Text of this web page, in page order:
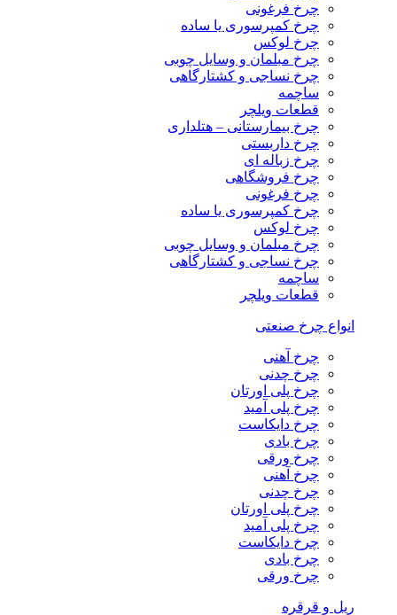
چرخ فرغونی
چرخ کمپرسوری یا ساده
چرخ لوکس
چرخ مبلمان و وسایل چوبی
چرخ نساجی و کشتارگاهی
ساچمه
قطعات ویلچر
چرخ بیمارستانی – هتلداری
چرخ داربستی
چرخ زباله ای
چرخ فروشگاهی
چرخ فرغونی
چرخ کمپرسوری یا ساده
چرخ لوکس
چرخ مبلمان و وسایل چوبی
چرخ نساجی و کشتارگاهی
ساچمه
قطعات ویلچر
انواع چرخ صنعتی
چرخ آهنی
چرخ چدنی
چرخ پلی اورتان
چرخ پلی آمید
چرخ دایکاست
چرخ بادی
چرخ ورقی
چرخ آهنی
چرخ چدنی
چرخ پلی اورتان
چرخ پلی آمید
چرخ دایکاست
چرخ بادی
چرخ ورقی
ریل و قرقره